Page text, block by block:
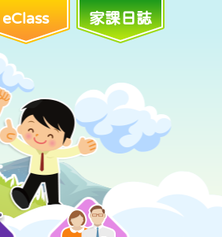
eClass 家課日誌